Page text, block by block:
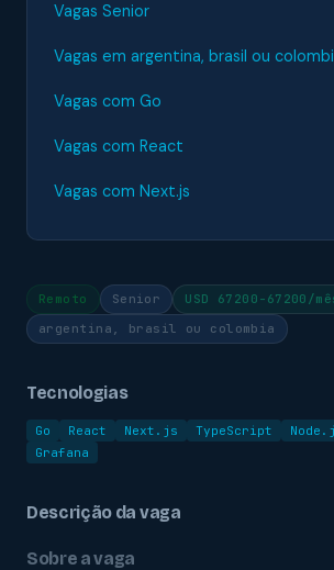
Remoto Senior
USD 67200-67200/
argentina, brasil ou colombia
Tecnologias
Go React Next.js TypeScript
Grafana
Descrição da vaga
Sobre a vaga
Vagas Senior
Vagas em argentina, brasil ou
Vagas com Go
Vagas com React
Vagas com Next.js